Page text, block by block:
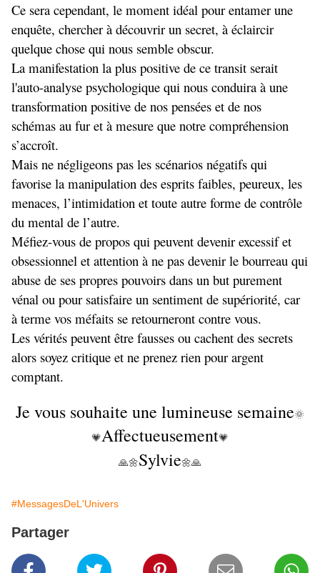
Ce sera cependant, le moment idéal pour entamer une
enquête, chercher à découvrir un secret, à éclaircir
quelque chose qui nous semble obscur.
La manifestation la plus positive de ce transit serait
l'auto-analyse psychologique qui nous conduira à une
transformation positive de nos pensées et de nos
schémas au fur et à mesure que notre compréhension
s’accroît.
Mais ne négligeons pas les scénarios négatifs qui
favorise la manipulation des esprits faibles, peureux, les
menaces, l’intimidation et toute autre forme de contrôle
du mental de l’autre.
Méfiez-vous de propos qui peuvent devenir excessif et
obsessionnel et attention à ne pas devenir le bourreau qui
abuse de ses propres pouvoirs dans un but purement
vénal ou pour satisfaire un sentiment de supériorité, car
à terme vos méfaits se retourneront contre vous.
Les vérités peuvent être fausses ou cachent des secrets
alors soyez critique et ne prenez rien pour argent
comptant.
Je vous souhaite une lumineuse semaine🌞
💗Affectueusement💗
🙏🌼Sylvie🌼🙏
#MessagesDeL'Univers
Partager